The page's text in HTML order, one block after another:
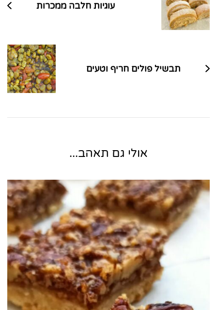
עוגיות חלבה ממכרות
תבשיל פולים חריף וטעים
אולי גם תאהב...